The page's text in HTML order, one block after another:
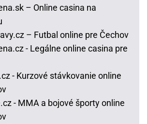
– Online casina na
– Futbal online pre Čechov
- Legálne online casina pre
- Kurzové stávkovanie online
- MMA a bojové športy online